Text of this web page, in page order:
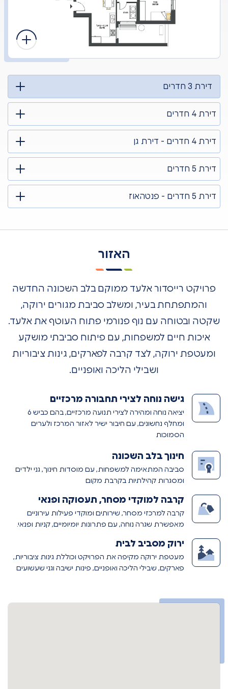
דירת 3 חדרים
דירת 4 חדרים
דירת 4 חדרים - דירת גן
דירת 5 חדרים
דירת 5 חדרים - פנטהאוז
האזור
פרויקט רייסדור אלעד ממוקם בלב השכונה החדשה
והמתפתחת בעיר, ומשלב סביבת מגורים ירוקה,
שקטה ובטוחה עם נוף פנורמי פתוח העוטף את אלעד.
איכות חיים למשפחות, עם פיתוח סביבתי מושקע
ומעטפת ירוקה, לצד קרבה לפארקים, גינות ציבוריות
ושבילי הליכה ואופניים.
גישה נוחה לצירי תחבורה מרכזיים
יציאה נוחה ומהירה לצירי תנועה מרכזיים, בהם כביש 6
ומחלף נחשונים, עם חיבור ישיר לאזור המרכז ולערים
הסמוכות
חינוך בלב השכונה
סביבה המתאימה למשפחות, עם מוסדות חינוך, גני ילדים
ומסגרות קהילתיות בקרבת מקום
קרבה למוקדי מסחר, תעסוקה ופנאי
קרבה למרכזי מסחר, שירותים ומוקדי פעילות עירוניים
מאפשרת שגרה נוחה, עם פתרונות יומיומיים, קניות ופנאי.
ירוק מסביב לבית
מעטפת ירוקה מקיפה את הפרויקט וכוללת גינות ציבוריות,
פארקים, שבילי הליכה ואופניים, פינות ישיבה וגני שעשועים